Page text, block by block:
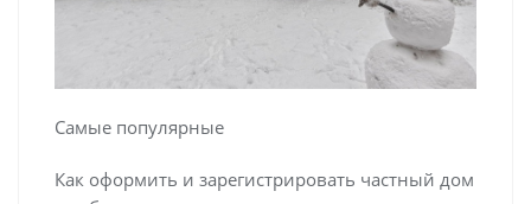
Самые популярные
Как оформить и зарегистрировать частный дом